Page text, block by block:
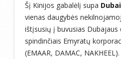
Šį Kinijos gabalėlį supa
vienas daugybės
ištįsusių į buvusias Dubajaus
spindinčiais Emyratų
(EMAAR, DAMAC,